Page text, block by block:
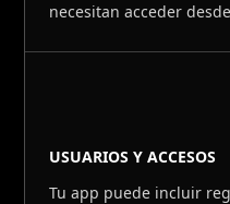
necesitan acceder
USUARIOS Y ACCESOS
Tu app puede incluir